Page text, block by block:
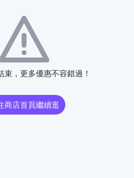
束，更多優惠不容錯過！
商店首頁繼續逛